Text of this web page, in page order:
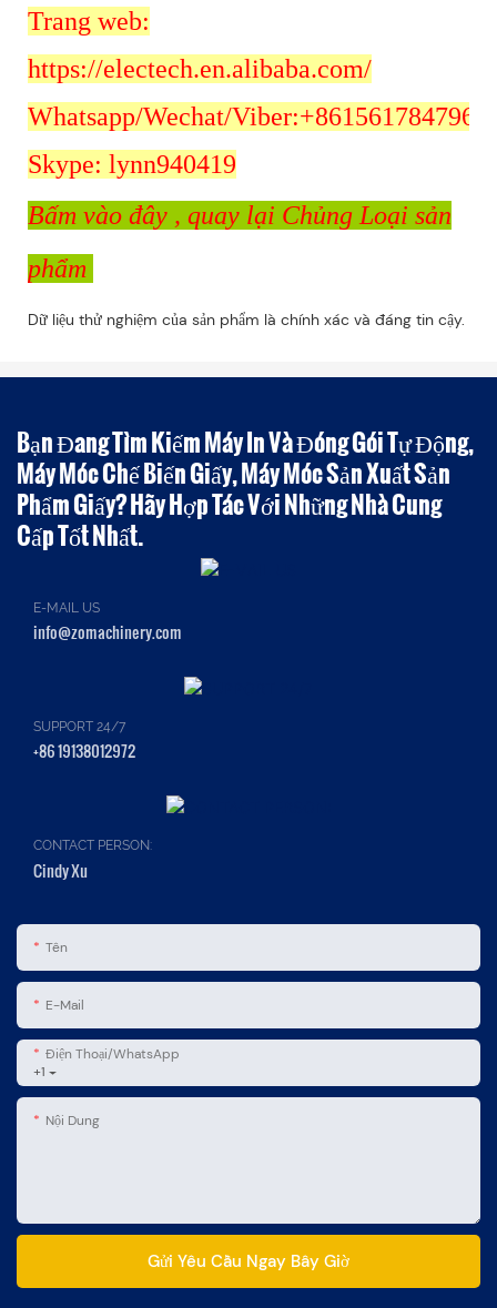
Trang web:
https://electech.en.alibaba.com/
Whatsapp/Wechat/Viber:+8615617847962
Skype: lynn940419
Bấm vào đây , quay lại Chủng Loại sản
phẩm
Dữ liệu thử nghiệm của sản phẩm là chính xác và đáng tin cậy.
Bạn Đang Tìm Kiếm Máy In Và Đóng Gói Tự Động,
Máy Móc Chế Biến Giấy, Máy Móc Sản Xuất Sản
Phẩm Giấy? Hãy Hợp Tác Với Những Nhà Cung
Cấp Tốt Nhất.
E-MAIL US
info@zomachinery.com
SUPPORT 24/7
+86 19138012972
CONTACT PERSON:
Cindy Xu
Tên
E-Mail
+1
Điện Thoại/WhatsApp
Nội Dung
Gửi Yêu Cầu Ngay Bây Giờ